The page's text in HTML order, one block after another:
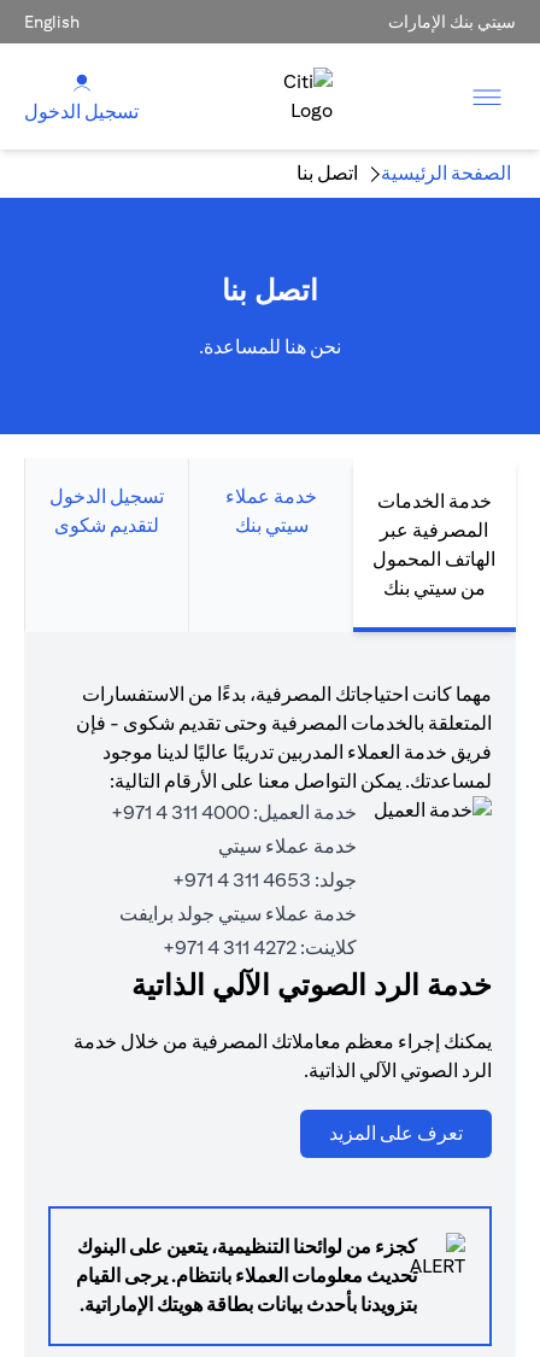
سيتي بنك الإمارات English
تسجيل الدخول
الصفحة الرئيسية اتصل بنا
اتصل بنا
نحن هنا للمساعدة.
خدمة الخدمات
المصرفية عبر
الهاتف المحمول
من سيتي بنك
خدمة عملاء
سيتي بنك
تسجيل الدخول
لتقديم شكوى
مهما كانت احتياجاتك المصرفية، بدءًا من الاستفسارات
المتعلقة بالخدمات المصرفية وحتى تقديم شكوى - فإن
فريق خدمة العملاء المدربين تدريبًا عاليًا لدينا موجود
لمساعدتك. يمكن التواصل معنا على الأرقام التالية:
خدمة العميل: 4000 311 4 971+
خدمة عملاء سيتي
جولد: 4653 311 4 971+
خدمة عملاء سيتي جولد برايفت
كلاينت: 4272 311 4 971+
خدمة الرد الصوتي الآلي الذاتية
يمكنك إجراء معظم معاملاتك المصرفية من خلال خدمة
الرد الصوتي الآلي الذاتية.
تعرف على المزيد
كجزء من لوائحنا التنظيمية، يتعين على البنوك
تحديث معلومات العملاء بانتظام. يرجى القيام
بتزويدنا بأحدث بيانات بطاقة هويتك الإماراتية.